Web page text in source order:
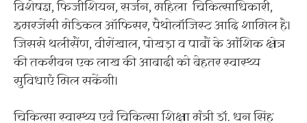
विशेषज्ञ, फिजीशियन, सर्जन, महिला चिकित्साधिकारी,
इमरजेंसी मेडिकल ऑफिसर, पैथोलॉजिस्ट आदि शामिल है।
जिससे थलीसैंण, वीरोंखाल, पोखड़ा व पाबौं के आंशिक क्षेत्र
की तकरीबन एक लाख की आबादी को बेहतर स्वास्थ्य
सुविधाएं मिल सकेंगी।
चिकित्सा स्वास्थ्य एवं चिकित्सा शिक्षा मंत्री डॉ. धन सिंह